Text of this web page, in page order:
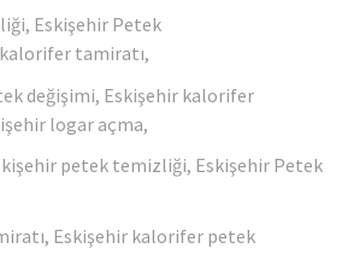
Eskişehir Petek
tamiratı,
değişimi, Eskişehir kalorifer
logar açma,
petek temizliği, Eskişehir Petek
Eskişehir kalorifer petek